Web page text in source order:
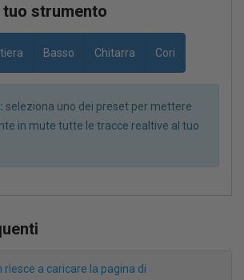
strumento
Basso Chitarra Cori
seleziona uno dei preset per mettere
in mute tutte le tracce realtive al tuo
riesce a caricare la pagina di